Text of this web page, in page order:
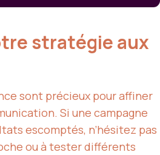
stratégie aux
sont précieux pour affiner
Si une campagne
escomptés, n’hésitez pas
ou à tester différents